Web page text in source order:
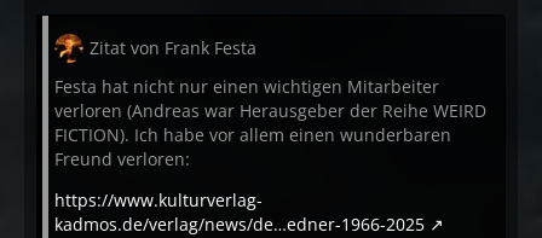
Zitat von Frank Festa
Festa hat nicht nur einen wichtigen Mitarbeiter
verloren (Andreas war Herausgeber der Reihe WEIRD
FICTION). Ich habe vor allem einen wunderbaren
Freund verloren:
https://www.kulturverlag-
kadmos.de/verlag/news/de…edner-1966-2025